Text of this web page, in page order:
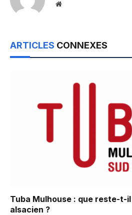
Website
ARTICLES CONNEXES
Tuba Mulhouse : que reste-t-
alsacien ?